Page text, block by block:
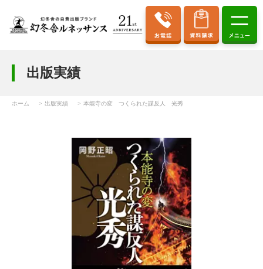
出版実績
ホーム 出版実績 本能寺の変 つくられた謀反人 光秀